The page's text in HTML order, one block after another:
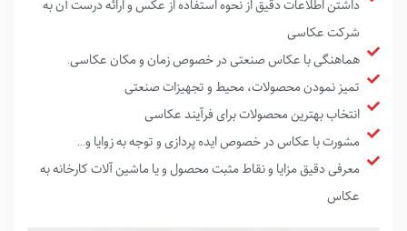
داشتن اطلاعات دقیق از نحوه استفاده از عکس و ارائه درست آن به
شرکت عکاسی
هماهنگی با عکاس صنعتی در خصوص زمان و مکان عکاسی.
تمیز نمودن محصولات، محیط و تجهیزات صنعتی
انتخاب بهترین محصولات برای فرآیند عکاسی
مشورت با عکاس در خصوص ایده پردازی و توجه به زوایا و...
معرفی دقیق مزایا و نقاط مثبت محصول و یا ماشین آلات کارخانه به
عکاس